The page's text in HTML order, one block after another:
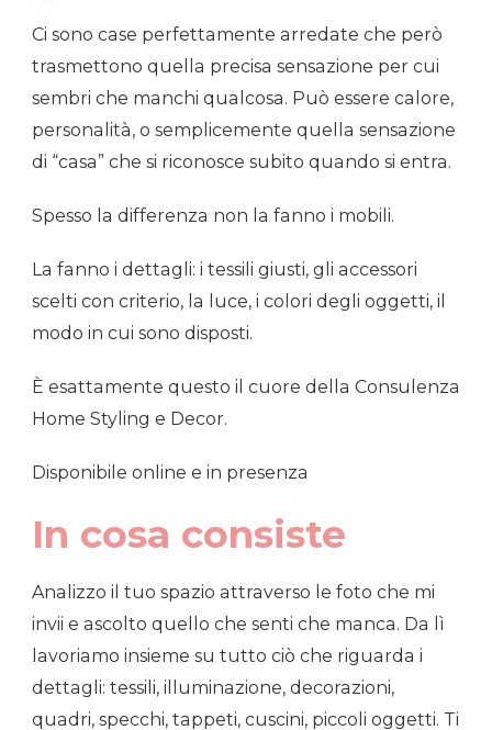
Ci sono case perfettamente arredate che però
trasmettono quella precisa sensazione per cui
sembri che manchi qualcosa. Può essere calore,
personalità, o semplicemente quella sensazione
di “casa” che si riconosce subito quando si entra.
Spesso la differenza non la fanno i mobili.
La fanno i dettagli: i tessili giusti, gli accessori
scelti con criterio, la luce, i colori degli oggetti, il
modo in cui sono disposti.
È esattamente questo il cuore della Consulenza
Home Styling e Decor.
Disponibile online e in presenza
In cosa consiste
Analizzo il tuo spazio attraverso le foto che mi
invii e ascolto quello che senti che manca. Da lì
lavoriamo insieme su tutto ciò che riguarda i
dettagli: tessili, illuminazione, decorazioni,
quadri, specchi, tappeti, cuscini, piccoli oggetti. Ti